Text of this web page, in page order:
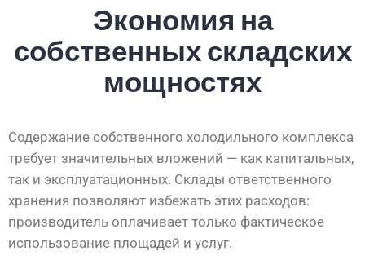
Экономия на
собственных складских
мощностях
Содержание собственного холодильного комплекса
требует значительных вложений — как капитальных,
так и эксплуатационных. Склады ответственного
хранения позволяют избежать этих расходов:
производитель оплачивает только фактическое
использование площадей и услуг.